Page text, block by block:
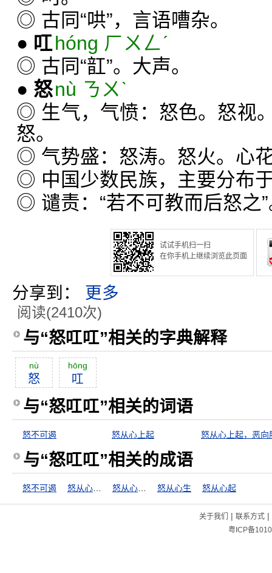
◎ 古同“哄”，言语嘈杂。
● 叿hóng ㄏㄨㄥˊ
◎ 古同“䪦”。大声。
● 怒nù ㄋㄨˋ
◎ 生气，气愤：怒色。怒视
怒。
◎ 气势盛：怒涛。怒火。心
◎ 中国少数民族，主要分布
◎ 谴责：“若不可教而后怒之
试试手机扫一扫
在你手机上继续浏览此页面
分享到： 更多
阅读(2410次)
与“怒叿叿”相关的字典解释
nù
怒
hōng
叿
与“怒叿叿”相关的词语
怒不可遏 怒从心上起
与“怒叿叿”相关的成语
怒不可遏 怒从心生 怒从心起
关于我们 | 联系方式|
粤ICP备